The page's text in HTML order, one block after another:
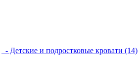
- Детские и подростковые кровати (14)